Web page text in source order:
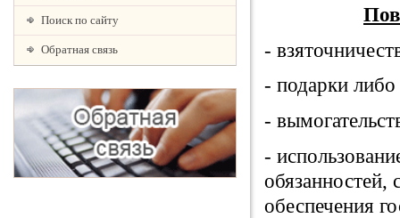
Поиск по сайту
Обратная связь
-
- подарки
-
-
обязанностей,
обеспечения